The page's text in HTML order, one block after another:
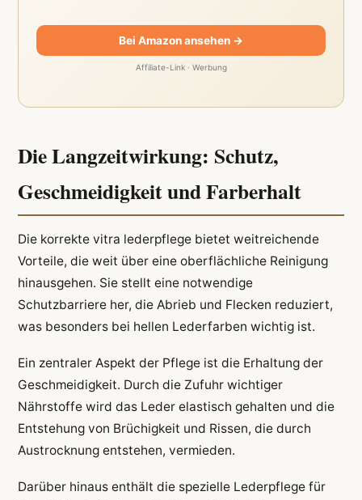
Bei Amazon ansehen →
Affiliate-Link · Werbung
Die Langzeitwirkung: Schutz,
Geschmeidigkeit und Farberhalt
Die korrekte vitra lederpflege bietet weitreichende
Vorteile, die weit über eine oberflächliche Reinigung
hinausgehen. Sie stellt eine notwendige
Schutzbarriere her, die Abrieb und Flecken reduziert,
was besonders bei hellen Lederfarben wichtig ist.
Ein zentraler Aspekt der Pflege ist die Erhaltung der
Geschmeidigkeit. Durch die Zufuhr wichtiger
Nährstoffe wird das Leder elastisch gehalten und die
Entstehung von Brüchigkeit und Rissen, die durch
Austrocknung entstehen, vermieden.
Darüber hinaus enthält die spezielle Lederpflege für